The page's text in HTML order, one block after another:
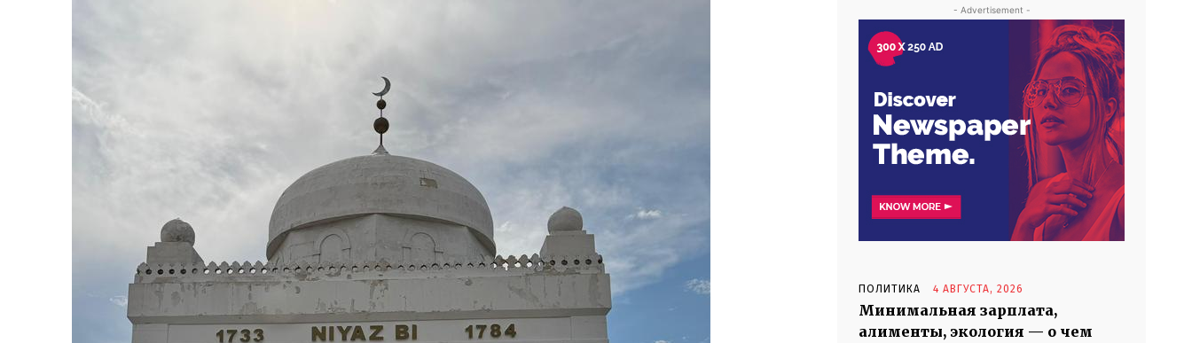
ОБЩЕСТВО
ПРАВИЛЬНЫЕ НОВОСТИ
ПОЛИТИКА
ПРОИСШЕСТВИЯ
ЭКОНОМИКА
ЗДОРОВЬЕ
КУЛЬТУРА
ЭКСКЛЮЗИВ
В МИРЕ
БАБУШКИНЫ СКАЗКИ
- Advertisement -
ПОЛИТИКА 4 АВГУСТА, 2026
Минимальная зарплата,
алименты, экология — о чем